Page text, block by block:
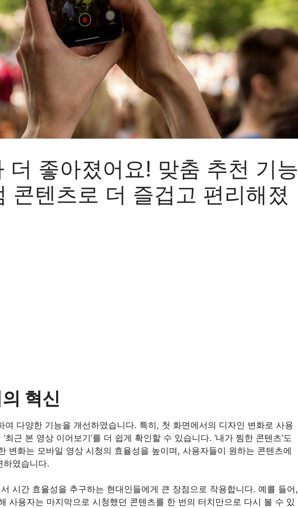
더 좋아졌어요! 맞춤 추천 기능
콘텐츠로 더 즐겁고 편리해졌
혁신
다양한 기능을 개선하였습니다. 특히, 첫 화면에서의 디자인 변화로 사용
근 본 영상 이어보기’를 더 쉽게 확인할 수 있습니다. ‘내가 찜한 콘텐츠’도
변화는 모바일 영상 시청의 효율성을 높이며, 사용자들이 원하는 콘텐츠에
하였습니다.
시간 효율성을 추구하는 현대인들에게 큰 장점으로 작용합니다. 예를 들어,
사용자는 마지막으로 시청했던 콘텐츠를 한 번의 터치만으로 다시 볼 수 있